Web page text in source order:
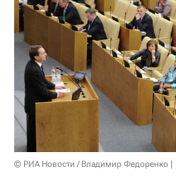
© РИА Новости / Владимир Федоренко